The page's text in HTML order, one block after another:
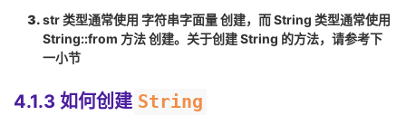
str类型通常使用 字符串字面量创建，而String 类型通常使用
String::from 方法创建。关于创建String 的方法，请参考下
一小节
4.1.3 如何创建 String